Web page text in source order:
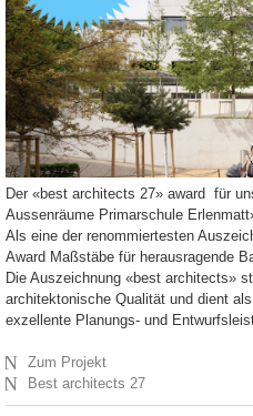
Der «best architects 27» award für
Aussenräume Primarschule
Als eine der renommiertesten
Award Maßstäbe für herausragende
Die Auszeichnung «best architects»
architektonische Qualität und dient
exzellente Planungs- und
N Zum Projekt
N Best architects 27